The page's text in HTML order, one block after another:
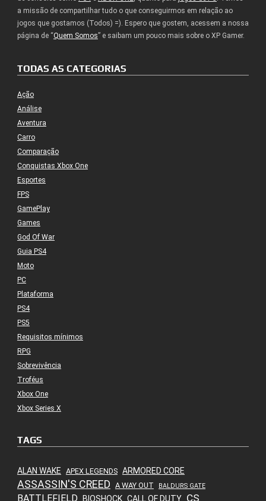
a missão de compartilhar tudo o que conseguirmos em relação ao
jogos que gostamos (Todos) =). Espero que gostem, acessem a nossa
página de “Quem Somos” e saibam um pouco mais sobre o XP Gamer.
TODAS AS CATEGORIAS
Ação
Análise
Aventura
Carro
Comparação
Conquistas Xbox One
Esportes
FPS
GamePlay
Games
God Of War
Guia PS4
Moto
PC
Plataforma
PS4
PS5
Requisitos mínimos
RPG
Sobrevivência
Troféus
Xbox One
Xbox Series X
TAGS
ALAN WAKE APEX LEGENDS ARMORED CORE
ASSASSIN'S CREED A WAY OUT BALDURS GATE
BATTLEFIELD BIOSHOCK CALL OF DUTY CS